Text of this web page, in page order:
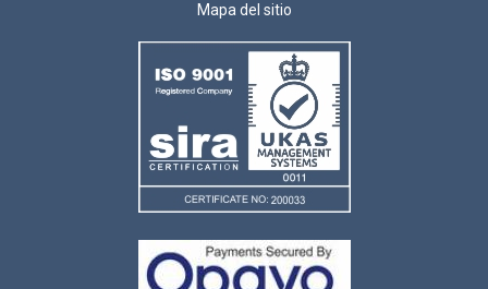
Mapa del sitio